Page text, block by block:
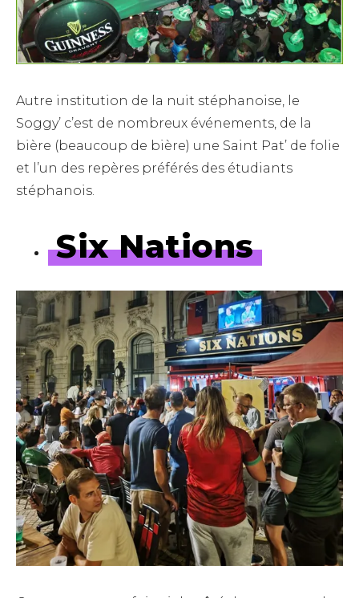
Autre institution de la nuit stéphanoise, le
Soggy’ c’est de nombreux événements, de la
bière (beaucoup de bière) une Saint Pat’ de folie
et l’un des repères préférés des étudiants
stéphanois.
Six Nations